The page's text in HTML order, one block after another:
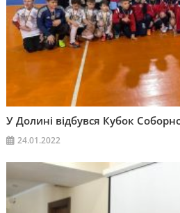
У Долині відбувся Кубок
24.01.2022